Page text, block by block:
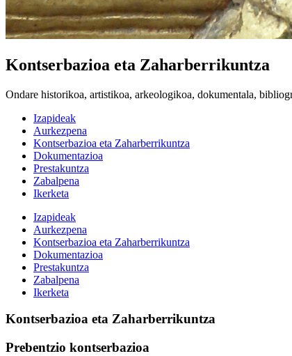
Kontserbazioa eta Zaharberrikuntza
Ondare historikoa, artistikoa, arkeologikoa, dokumentala,
Izapideak
Aurkezpena
Kontserbazioa eta Zaharberrikuntza
Dokumentazioa
Prestakuntza
Zabalpena
Ikerketa
Izapideak
Aurkezpena
Kontserbazioa eta Zaharberrikuntza
Dokumentazioa
Prestakuntza
Zabalpena
Ikerketa
Kontserbazioa eta Zaharberrikuntza
Prebentzio kontserbazioa